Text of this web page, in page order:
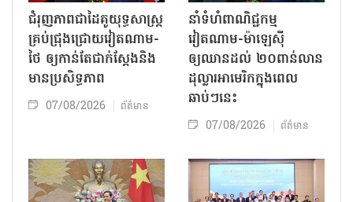
ជំរុញភាពជាដៃគូយុទ្ធសាស្ត្រ
គ្រប់ជ្រុងជ្រោយវៀតណាម-
ថៃ ឲ្យកាន់តែជាក់ស្ដែងនិង
មានប្រសិទ្ធភាព
07/08/2026 ព័ត៌មាន
នាំទំហំពាណិជ្ជកម្ម
វៀតណាម-ម៉ាឡេស៊ី
ឲ្យឈានដល់ ២០ពាន់លាន
ដុល្លារអាមេរិកក្នុងពេល
ឆាប់ៗនេះ
07/08/2026 ព័ត៌មាន